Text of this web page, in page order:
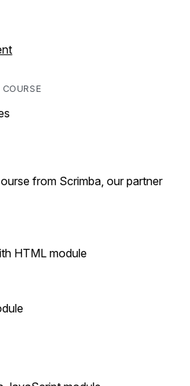
from Scrimba, our partner
HTML module